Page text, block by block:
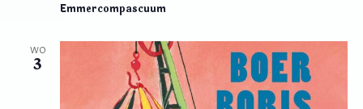
Emmercompascuum
WO
3